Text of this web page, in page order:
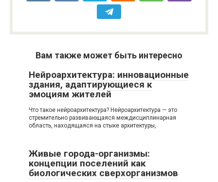
Вам также может быть интересно
Нейроархитектура: инновационные
здания, адаптирующиеся к
эмоциям жителей
Что такое нейроархитектура? Нейроархитектура — это
стремительно развивающаяся междисциплинарная
область, находящаяся на стыке архитектуры,
Живые города-организмы:
концепции поселений как
биологических сверхорганизмов